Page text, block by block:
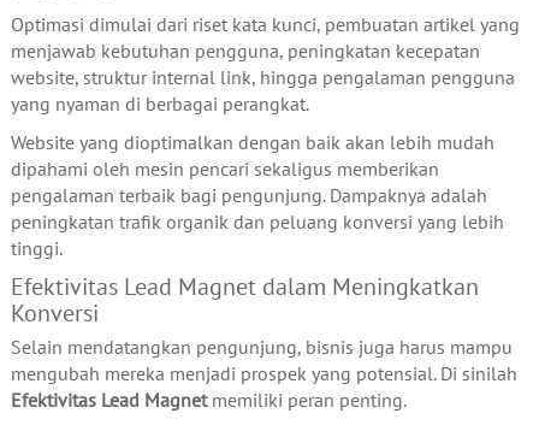
Optimasi dimulai dari riset kata kunci, pembuatan artikel yang
menjawab kebutuhan pengguna, peningkatan kecepatan
website, struktur internal link, hingga pengalaman pengguna
yang nyaman di berbagai perangkat.
Website yang dioptimalkan dengan baik akan lebih mudah
dipahami oleh mesin pencari sekaligus memberikan
pengalaman terbaik bagi pengunjung. Dampaknya adalah
peningkatan trafik organik dan peluang konversi yang lebih
tinggi.
Efektivitas Lead Magnet dalam Meningkatkan
Konversi
Selain mendatangkan pengunjung, bisnis juga harus mampu
mengubah mereka menjadi prospek yang potensial. Di sinilah
Efektivitas Lead Magnetmemiliki peran penting.